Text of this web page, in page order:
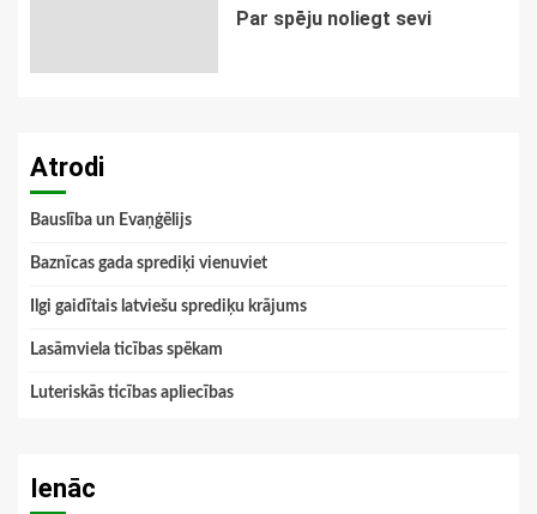
Par spēju noliegt sevi
Atrodi
Bauslība un Evaņģēlijs
Baznīcas gada sprediķi vienuviet
Ilgi gaidītais latviešu sprediķu krājums
Lasāmviela ticības spēkam
Luteriskās ticības apliecības
Ienāc